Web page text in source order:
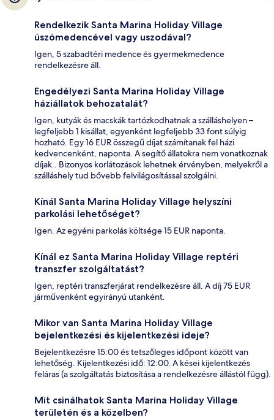
Rendelkezik Santa Marina Holiday Village
úszómedencével vagy uszodával?
Igen, 5 szabadtéri medence és gyermekmedence
rendelkezésre áll.
Engedélyezi Santa Marina Holiday Village
háziállatok behozatalát?
Igen, kutyák és macskák tartózkodhatnak a szálláshelyen –
legfeljebb 1 kisállat, egyenként legfeljebb 33 font súlyig
hozható. Egy 16 EUR összegű díjat számítanak fel házi
kedvencenként, naponta. A segítő állatokra nem vonatkoznak
díjak.. Bizonyos korlátozások lehetnek érvényben, melyekről a
szálláshely tud bővebb felvilágosítással szolgálni.
Kínál Santa Marina Holiday Village helyszíni
parkolási lehetőséget?
Igen. Az egyéni parkolás költsége 15 EUR naponta.
Kínál ez Santa Marina Holiday Village reptéri
transzfer szolgáltatást?
Igen, reptéri transzferjárat rendelkezésre áll. A díj 75 EUR
járművenként egyirányú utanként.
Mikor van Santa Marina Holiday Village
bejelentkezési és kijelentkezési ideje?
Bejelentkezésre 15:00 és tetszőleges időpont között van
lehetőség. Kijelentkezési idő: 12:00. A kései kijelentkezés
feláras (a szolgáltatás biztosítása a rendelkezésre állástól függ).
Mit csinálhatok Santa Marina Holiday Village
területén és a közelben?